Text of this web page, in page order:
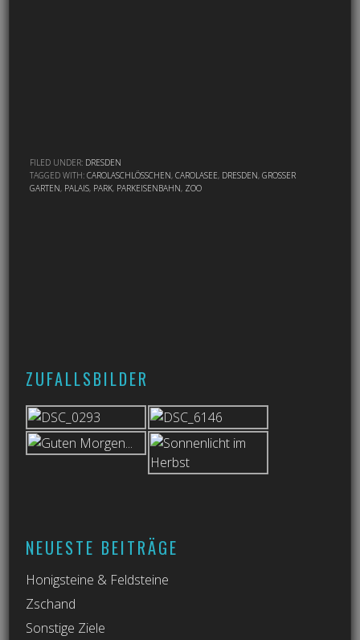
FILED UNDER: DRESDEN
TAGGED WITH:CAROLASCHLÖSSCHEN ,CAROLASEE, DRESDEN,GROSSER G
ARTEN
, PALAIS, PARK, PARKEISENBAHN, ZOO
ZUFALLSBILDER
NEUESTE BEITRÄGE
Honigsteine & Feldsteine
Zschand
Sonstige Ziele